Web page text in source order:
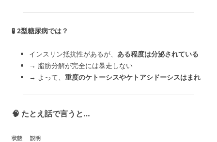
🧪 2型糖尿病では？
インスリン抵抗性があるが、 ある程度は分泌されている
→ 脂肪分解が完全には暴走しない
→ よって、 重度のケトーシスやケトアシドーシスはまれ
🧠 たとえ話で言うと…
状態 説明